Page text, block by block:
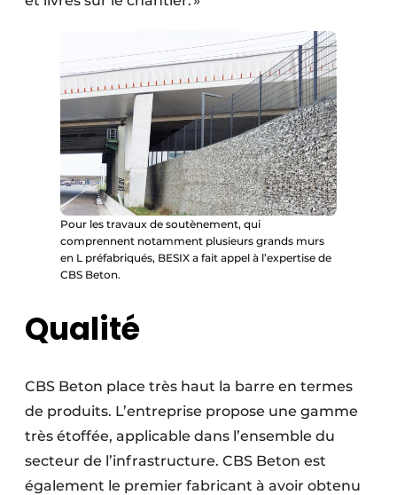
Pour les travaux de soutènement, qui
comprennent notamment plusieurs grands murs
en L préfabriqués, BESIX a fait appel à l’expertise de
CBS Beton.
Qualité
CBS Beton place très haut la barre en termes
de produits. L’entreprise propose une gamme
très étoffée, applicable dans l’ensemble du
secteur de l’infrastructure. CBS Beton est
également le premier fabricant à avoir obtenu